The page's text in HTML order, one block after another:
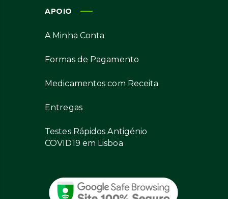
APOIO
A Minha Conta
Formas de Pagamento
Medicamentos com Receita
Entregas
Testes Rápidos Antigénio
COVID19 em Lisboa